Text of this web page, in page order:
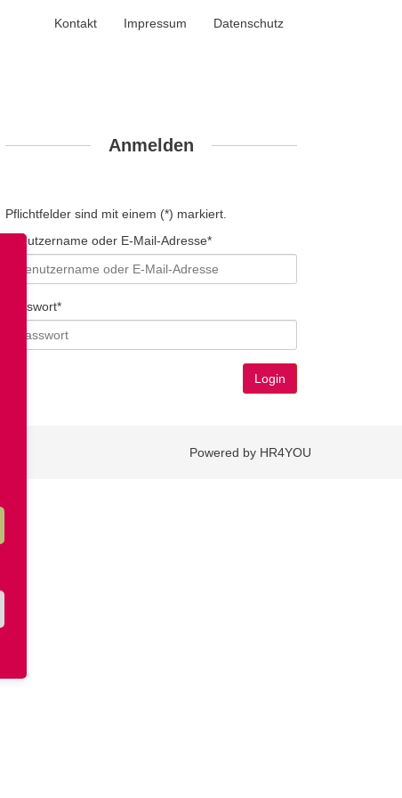
Kontakt Impressum Datenschutz
Anmelden
Pflichtfelder sind mit einem (*) markiert.
Benutzername oder E-Mail-Adresse*
Passwort*
Powered by HR4YOU